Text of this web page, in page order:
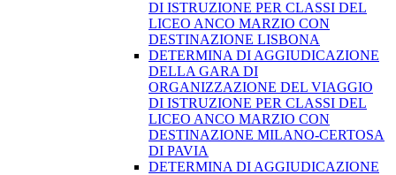
DI ISTRUZIONE PER CLASSI DEL
LICEO ANCO MARZIO CON
DESTINAZIONE LISBONA
DETERMINA DI AGGIUDICAZIONE
DELLA GARA DI
ORGANIZZAZIONE DEL VIAGGIO
DI ISTRUZIONE PER CLASSI DEL
LICEO ANCO MARZIO CON
DESTINAZIONE MILANO-CERTOSA
DI PAVIA
DETERMINA DI AGGIUDICAZIONE